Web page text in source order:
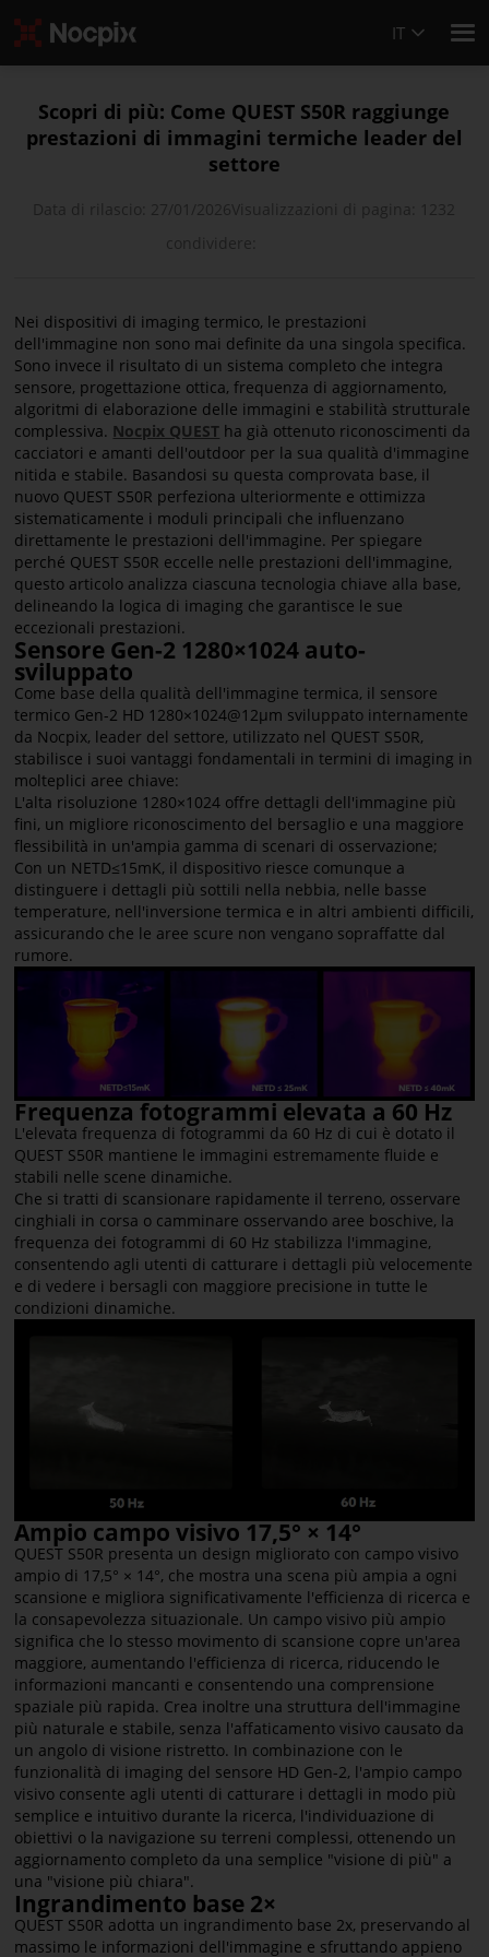
IT
Scopri di più: Come QUEST S50R raggiunge
prestazioni di immagini termiche leader del
settore
Data di rilascio: 27/01/2026 Visualizzazioni di pagina: 1232
condividere:
Nei dispositivi di imaging termico, le prestazioni
dell'immagine non sono mai definite da una singola specifica.
Sono invece il risultato di un sistema completo che integra
sensore, progettazione ottica, frequenza di aggiornamento,
algoritmi di elaborazione delle immagini e stabilità strutturale
complessiva. Nocpix QUEST ha già ottenuto riconoscimenti da
cacciatori e amanti dell'outdoor per la sua qualità d'immagine
nitida e stabile. Basandosi su questa comprovata base, il
nuovo QUEST S50R perfeziona ulteriormente e ottimizza
sistematicamente i moduli principali che influenzano
direttamente le prestazioni dell'immagine. Per spiegare
perché QUEST S50R eccelle nelle prestazioni dell'immagine,
questo articolo analizza ciascuna tecnologia chiave alla base,
delineando la logica di imaging che garantisce le sue
eccezionali prestazioni.
Sensore Gen-2 1280×1024 auto-
sviluppato
Come base della qualità dell'immagine termica, il sensore
termico Gen-2 HD 1280×1024@12μm sviluppato internamente
da Nocpix, leader del settore, utilizzato nel QUEST S50R,
stabilisce i suoi vantaggi fondamentali in termini di imaging in
molteplici aree chiave:
L'alta risoluzione 1280×1024 offre dettagli dell'immagine più
fini, un migliore riconoscimento del bersaglio e una maggiore
flessibilità in un'ampia gamma di scenari di osservazione;
Con un NETD≤15mK, il dispositivo riesce comunque a
distinguere i dettagli più sottili nella nebbia, nelle basse
temperature, nell'inversione termica e in altri ambienti difficili,
assicurando che le aree scure non vengano sopraffatte dal
rumore.
Frequenza fotogrammi elevata a 60 Hz
L'elevata frequenza di fotogrammi da 60 Hz di cui è dotato il
QUEST S50R mantiene le immagini estremamente fluide e
stabili nelle scene dinamiche.
Che si tratti di scansionare rapidamente il terreno, osservare
cinghiali in corsa o camminare osservando aree boschive, la
frequenza dei fotogrammi di 60 Hz stabilizza l'immagine,
consentendo agli utenti di catturare i dettagli più velocemente
e di vedere i bersagli con maggiore precisione in tutte le
condizioni dinamiche.
Ampio campo visivo 17,5° × 14°
QUEST S50R presenta un design migliorato con campo visivo
ampio di 17,5° × 14°, che mostra una scena più ampia a ogni
scansione e migliora significativamente l'efficienza di ricerca e
la consapevolezza situazionale. Un campo visivo più ampio
significa che lo stesso movimento di scansione copre un'area
maggiore, aumentando l'efficienza di ricerca, riducendo le
informazioni mancanti e consentendo una comprensione
spaziale più rapida. Crea inoltre una struttura dell'immagine
più naturale e stabile, senza l'affaticamento visivo causato da
un angolo di visione ristretto. In combinazione con le
funzionalità di imaging del sensore HD Gen-2, l'ampio campo
visivo consente agli utenti di catturare i dettagli in modo più
semplice e intuitivo durante la ricerca, l'individuazione di
obiettivi o la navigazione su terreni complessi, ottenendo un
aggiornamento completo da una semplice "visione di più" a
una "visione più chiara".
Ingrandimento base 2×
QUEST S50R adotta un ingrandimento base 2x, preservando al
massimo le informazioni dell'immagine e sfruttando appieno